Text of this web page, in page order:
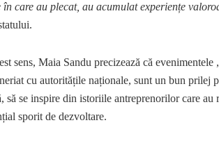
care au plecat, au acumulat experiențe
sens, Maia Sandu precizează că
cu autoritățile naționale, sunt un bun prilej
să se inspire din istoriile antreprenorilor care au
sporit de dezvoltare.